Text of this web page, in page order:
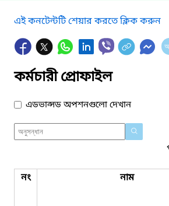
এই কনটেন্টটি শেয়ার করতে ক্লিক করুন
কর্মচারী প্রোফাইল
এডভান্সড অপশনগুলো দেখান
নং নাম